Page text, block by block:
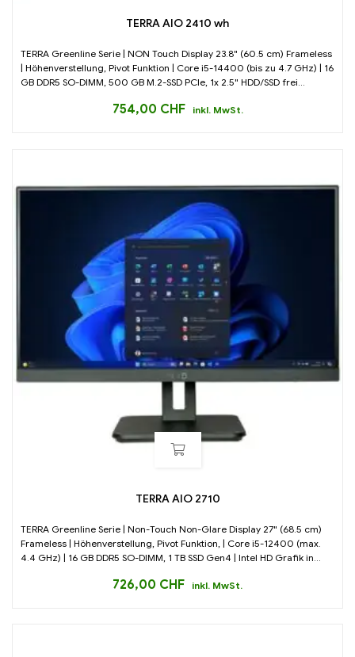
TERRA AIO 2410 wh
TERRA Greenline Serie | NON Touch Display 23.8" (60.5 cm) Frameless
| Höhenverstellung, Pivot Funktion | Core i5-14400 (bis zu 4.7 GHz) | 16
GB DDR5 SO-DIMM, 500 GB M.2-SSD PCIe, 1x 2.5" HDD/SSD frei...
754,00 CHF inkl. MwSt.
TERRA AIO 2710
TERRA Greenline Serie | Non-Touch Non-Glare Display 27" (68.5 cm)
Frameless | Höhenverstellung, Pivot Funktion, | Core i5-12400 (max.
4.4 GHz) | 16 GB DDR5 SO-DIMM, 1 TB SSD Gen4 | Intel HD Grafik in...
726,00 CHF inkl. MwSt.